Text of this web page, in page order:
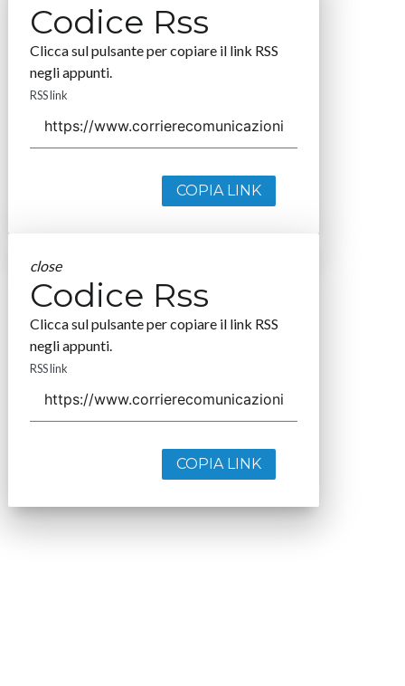
Codice Rss
Clicca sul pulsante per copiare il link RSS
negli appunti.
RSS link
COPIA LINK
close
Codice Rss
Clicca sul pulsante per copiare il link RSS
negli appunti.
RSS link
COPIA LINK